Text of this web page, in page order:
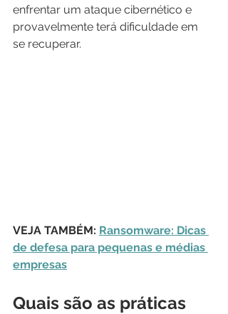
enfrentar um ataque cibernético e
provavelmente terá dificuldade em
se recuperar.
VEJA TAMBÉM: Ransomware: Dicas
de defesa para pequenas e médias
empresas
Quais são as práticas